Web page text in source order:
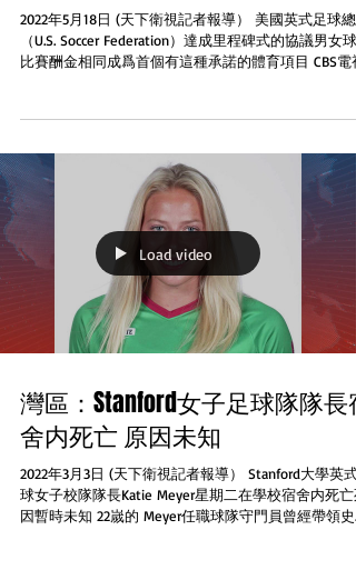
2022年5月18日 (天下衛視記者報導） 美國英式足球總
（U.S. Soccer Federation）達成里程碑式的協議男女球
比賽酬金相同成爲首個有這種承諾的體育項目 CBS電視
Load video
灣區：Stanford女子足球隊隊長宿
舍内死亡 原因未知
2022年3月3日 (天下衛視記者報導） Stanford大學英式
球女子校隊隊長Katie Meyer星期二在學校宿舍内死亡
因暫時未知 22嵗的 Meyer任職球隊守門員曾經帶領史